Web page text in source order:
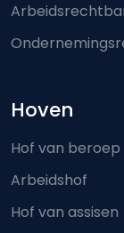
Hoven
Hof van beroep
Arbeidshof
Hof van assisen